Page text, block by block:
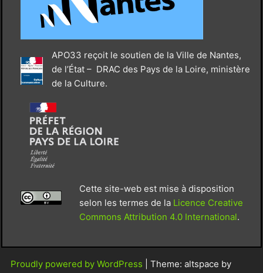
APO33 reçoit le soutien de la Ville de Nantes,
de l’État – DRAC des Pays de la Loire, ministère
de la Culture.
Cette site-web est mise à disposition
selon les termes de la Licence Creative
Commons Attribution 4.0 International.
Proudly powered by WordPress
Theme: altspace by